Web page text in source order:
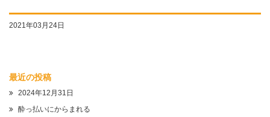
2021年03月24日
最近の投稿
2024年12月31日
酔っ払いにからまれる